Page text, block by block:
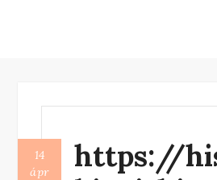
https://
14
ápr